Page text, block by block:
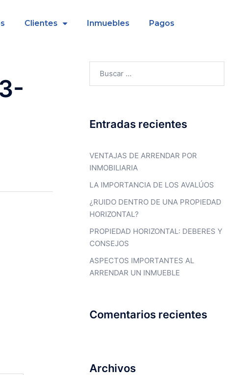
Clientes Inmuebles Pagos
Entradas recientes
VENTAJAS DE ARRENDAR POR
INMOBILIARIA
LA IMPORTANCIA DE LOS AVALÚOS
¿RUIDO DENTRO DE UNA PROPIEDAD
HORIZONTAL?
PROPIEDAD HORIZONTAL: DEBERES Y
CONSEJOS
ASPECTOS IMPORTANTES AL
ARRENDAR UN INMUEBLE
Comentarios recientes
Archivos